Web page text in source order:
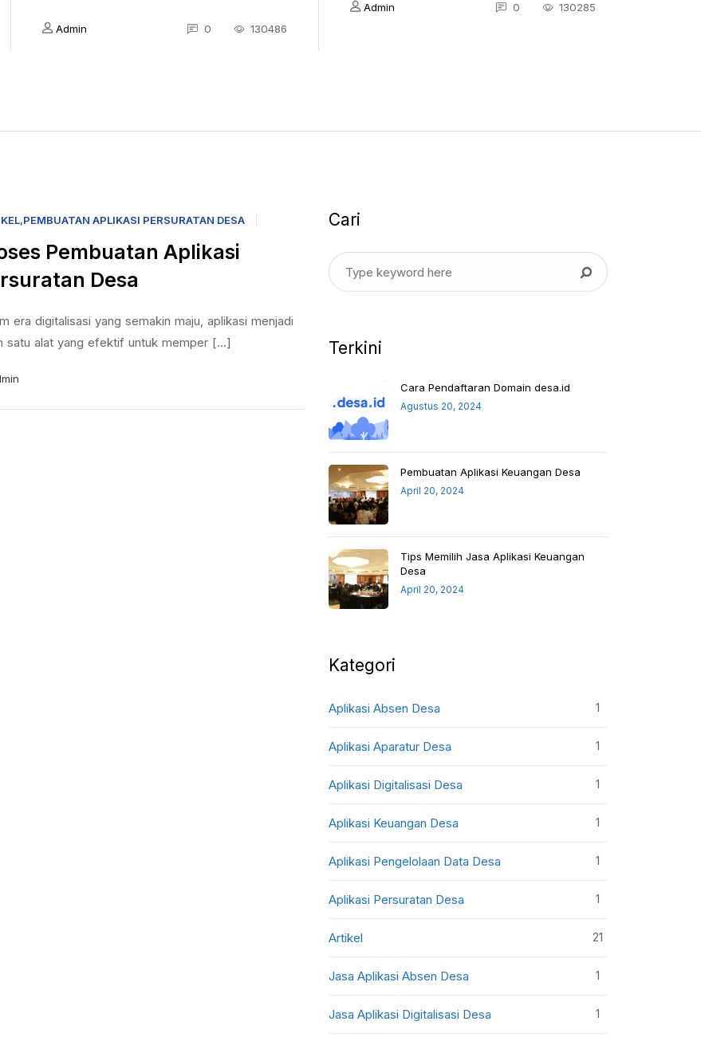
Admin 0 130486
Admin 0 130285
,PEMBUATAN APLIKASI PERSURATAN DESA
Pembuatan Aplikasi
Desa
era digitalisasi yang semakin maju, aplikasi menjadi
satu alat yang efektif untuk memper [...]
Cari
Terkini
Cara Pendaftaran Domain desa.id
Agustus 20, 2024
Pembuatan Aplikasi Keuangan Desa
April 20, 2024
Tips Memilih Jasa Aplikasi Keuangan
Desa
April 20, 2024
Kategori
Aplikasi Absen Desa 1
Aplikasi Aparatur Desa 1
Aplikasi Digitalisasi Desa 1
Aplikasi Keuangan Desa 1
Aplikasi Pengelolaan Data Desa 1
Aplikasi Persuratan Desa 1
Artikel 21
Jasa Aplikasi Absen Desa 1
Jasa Aplikasi Digitalisasi Desa 1